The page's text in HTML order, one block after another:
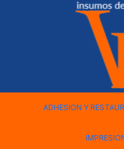
ADHESION Y
LABORATORIO